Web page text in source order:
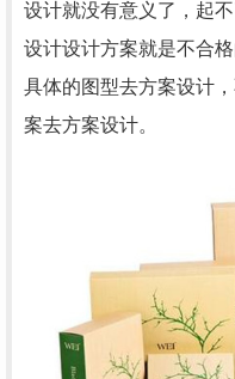
设计就没有意义了，起
设计设计方案就是不合
具体的图型去方案设计
案去方案设计。